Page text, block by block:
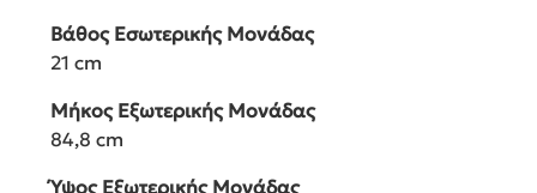
Βάθος Εσωτερικής Μονάδας
21 cm
Μήκος Εξωτερικής Μονάδας
84,8 cm
Ύψος Εξωτερικής Μονάδας